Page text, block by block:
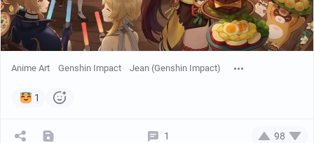
Anime Art Genshin Impact Jean (Genshin Impact)
1
1 98